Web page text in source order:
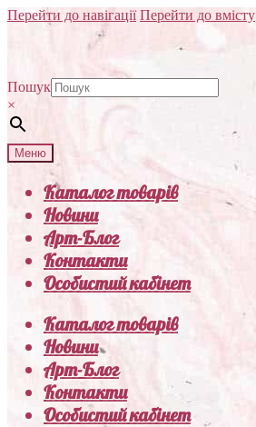
Перейти до навігації Перейти до вмісту
Пошук
×
Меню
Каталог товарів
Новини
Арт-Блог
Контакти
Особистий кабінет
Каталог товарів
Новини
Арт-Блог
Контакти
Особистий кабінет